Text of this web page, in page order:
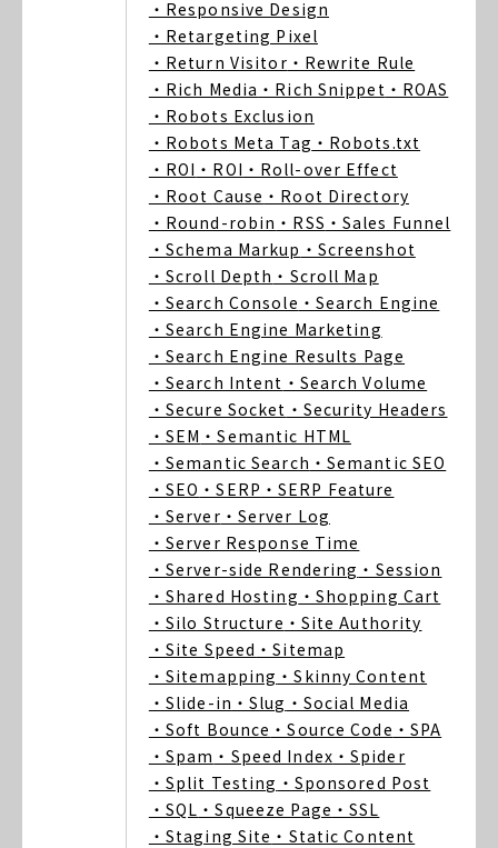
・Responsive Design
・Retargeting Pixel
・Return Visitor ・Rewrite Rule
・Rich Media ・Rich Snippet ・ROAS
・Robots Exclusion
・Robots Meta Tag ・Robots.txt
・ROI ・ROI ・Roll-over Effect
・Root Cause ・Root Directory
・Round-robin ・RSS ・Sales Funnel
・Schema Markup ・Screenshot
・Scroll Depth ・Scroll Map
・Search Console ・Search Engine
・Search Engine Marketing
・Search Engine Results Page
・Search Intent ・Search Volume
・Secure Socket ・Security Headers
・SEM ・Semantic HTML
・Semantic Search ・Semantic SEO
・SEO ・SERP ・SERP Feature
・Server ・Server Log
・Server Response Time
・Server-side Rendering ・Session
・Shared Hosting ・Shopping Cart
・Silo Structure ・Site Authority
・Site Speed ・Sitemap
・Sitemapping ・Skinny Content
・Slide-in ・Slug ・Social Media
・Soft Bounce ・Source Code ・SPA
・Spam ・Speed Index ・Spider
・Split Testing ・Sponsored Post
・SQL ・Squeeze Page ・SSL
・Staging Site ・Static Content